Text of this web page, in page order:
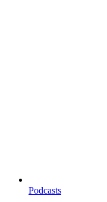
Podcasts